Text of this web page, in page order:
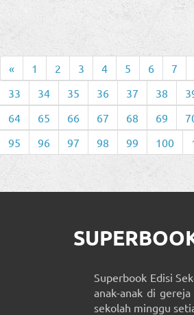
« 1 2 3 4 5 6 7
33
34 35 36 37 38
64
65 66 67 68 69
95
96 97 98 99 100
Superbook Edisi
anak-anak di
sekolah minggu